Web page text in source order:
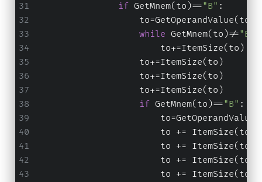
if GetMnem(to)=="B" :
                    to=GetOperandValue(to,
while GetMnem(to)!=
                        to+=ItemSize(to)
                    to+=ItemSize(to)
                    to+=ItemSize(to)
                    to+=ItemSize(to)
if GetMnem(to)=="B" :
                        to += ItemSize(to)
                        to += ItemSize(to)
                        to += ItemSize(to)
                        to += ItemSize(to)